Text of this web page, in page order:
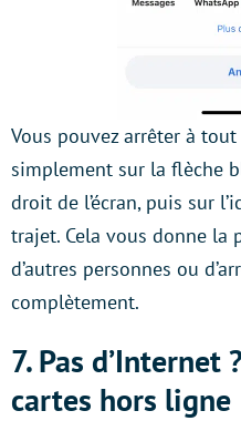
Vous pouvez arrêter à
simplement sur la flèche
droit de l’écran, puis sur
trajet. Cela vous donne la
d’autres personnes ou
complètement.
7. Pas d’Internet
cartes hors ligne